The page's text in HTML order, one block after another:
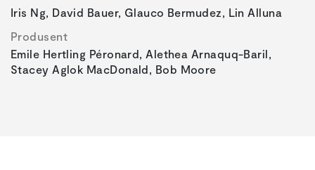
Iris Ng, David Bauer, Glauco Bermudez, Lin Alluna
Produsent
Emile Hertling Péronard, Alethea Arnaquq-Baril,
Stacey Aglok MacDonald, Bob Moore